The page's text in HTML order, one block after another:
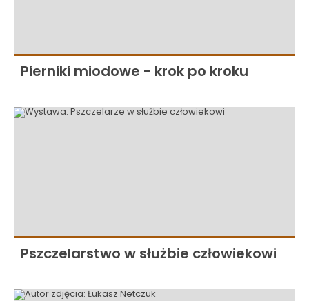
Pierniki miodowe - krok po kroku
Pszczelarstwo w służbie człowiekowi